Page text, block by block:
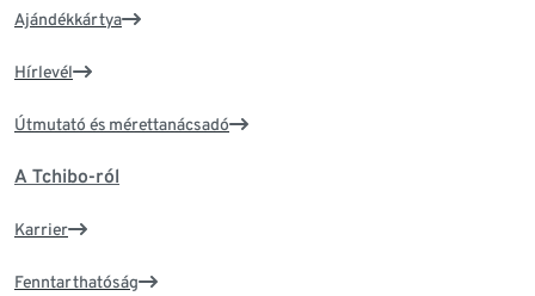
Ajándékkártya
Hírlevél
Útmutató és mérettanácsadó
A Tchibo-ról
Karrier
Fenntarthatóság